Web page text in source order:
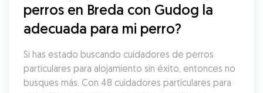
perros en Breda con Gudog la
adecuada para mi perro?
Si has estado buscando cuidadores de perros
particulares para alojamiento sin éxito, entonces no
busques más. Con 48 cuidadores particulares para